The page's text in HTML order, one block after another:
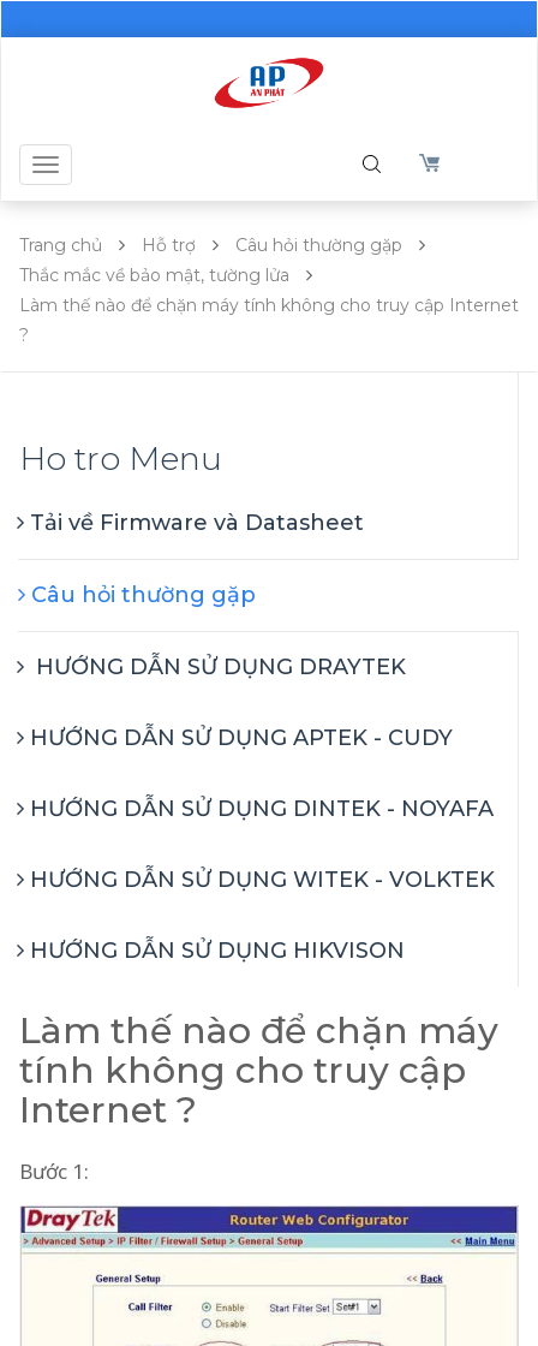
Toggle
navigation
Trang chủ Hỗ trợ
Câu hỏi thường gặp
Thắc mắc về bảo mật, tường lửa
Làm thế nào để chặn máy tính không cho truy cập Internet
?
Ho tro Menu
Tải về Firmware và Datasheet
Câu hỏi thường gặp
HƯỚNG DẪN SỬ DỤNG DRAYTEK
HƯỚNG DẪN SỬ DỤNG APTEK - CUDY
HƯỚNG DẪN SỬ DỤNG DINTEK - NOYAFA
HƯỚNG DẪN SỬ DỤNG WITEK - VOLKTEK
HƯỚNG DẪN SỬ DỤNG HIKVISON
Làm thế nào để chặn máy
tính không cho truy cập
Internet ?
Bước 1: